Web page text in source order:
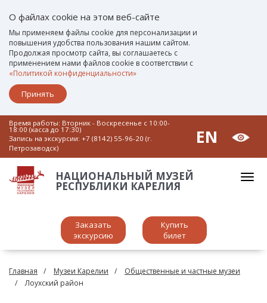
О файлах cookie на этом веб-сайте
Мы применяем файлы cookie для персонализации и
повышения удобства пользования нашим сайтом.
Продолжая просмотр сайта, вы соглашаетесь с
применением нами файлов cookie в соответствии с
«Политикой конфиденциальности»
Принять
Время работы: Вторник - Воскресенье c 10:00-
18:00 (касса до 17:30)
Запись на экскурсии: +7 (8142) 55-96-20 (г.
Петрозаводск)
EN
НАЦИОНАЛЬНЫЙ МУЗЕЙ
РЕСПУБЛИКИ КАРЕЛИЯ
Заказать
экскурсию
Купить
билет
Главная Музеи Карелии
Общественные и частные музеи
Лоухский район